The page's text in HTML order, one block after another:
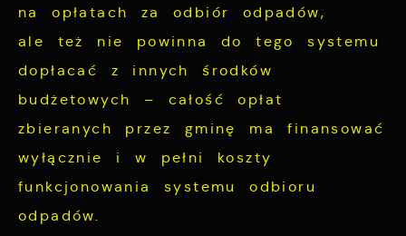
na opłatach za odbiór odpadów,
ale też nie powinna do tego systemu
dopłacać z innych środków
budżetowych – całość opłat
zbieranych przez gminę ma finansować
wyłącznie i w pełni koszty
funkcjonowania systemu odbioru
odpadów.